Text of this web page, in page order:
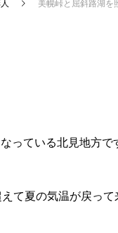
美幌峠と屈斜路湖を
っている北見地方
て夏の気温が戻って